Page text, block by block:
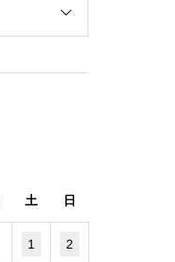
土 日
1 2